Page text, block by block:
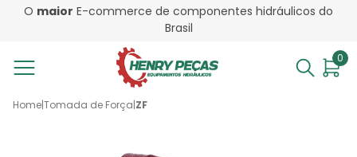
O maior E-commerce de componentes hidráulicos do
Brasil
0
Home|Tomada de Força|ZF